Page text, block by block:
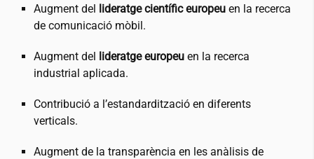
Augment del lideratge científic europeu en la recerca
de comunicació mòbil.
Augment del lideratge europeu en la recerca
industrial aplicada.
Contribució a l’estandardització en diferents
verticals.
Augment de la transparència en les anàlisis de